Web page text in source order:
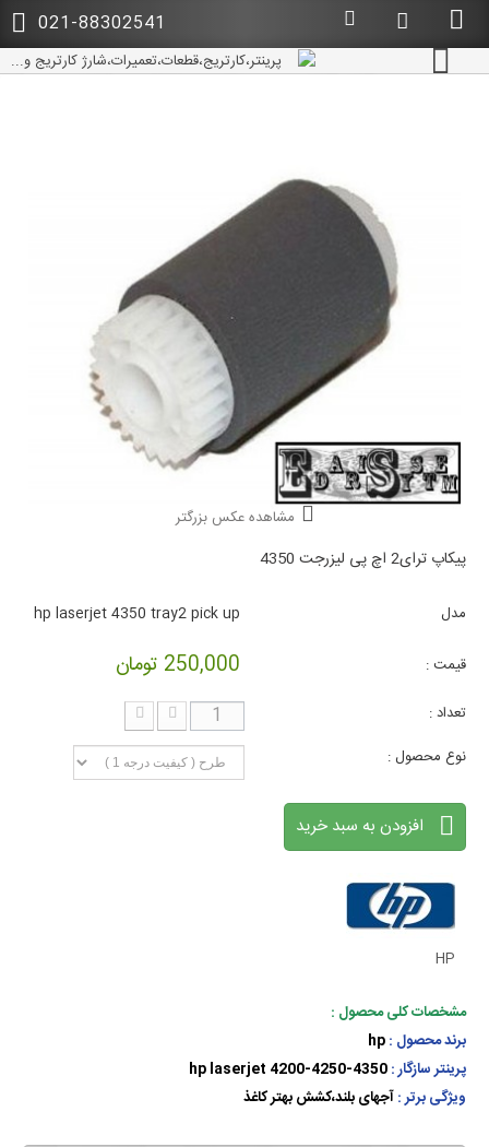
021-88302541
مشاهده عکس بزرگتر
پیکاپ ترای2 اچ پی لیزرجت 4350
مدل hp laserjet 4350 tray2 pick up
قیمت : 250,000 تومان
تعداد :
نوع محصول :
افزودن به سبد خرید
HP
مشخصات کلی محصول :
برند محصول :hp
پرینتر سازگار :hp laserjet 4200-4250-4350
ویژگی برتر :آجهای بلند،کشش بهتر کاغذ